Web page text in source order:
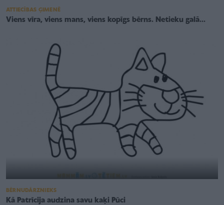
ATTIECĪBAS ĢIMENĒ
Viens vīra, viens mans, viens kopīgs bērns. Netieku galā...
BĒRNUDĀRZNIEKS
Kā Patrīcija audzina savu kaķi Pūci